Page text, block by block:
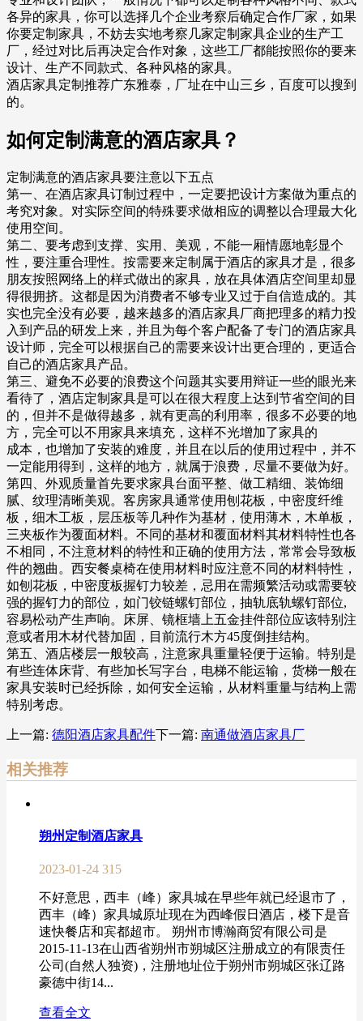
各异的家具，你可以选择几个企业考察后确定合作厂家，如果
你要定制家具，不妨去实地考察几家定制家具企业的生产工
厂，经过对比后再决定合作对象，这些工厂都能按照你的要来
设计、生产不同款式、各种风格的家具。
酒店家具定制推荐广东雅泰，厂址在中山三乡，百度可以搜到
的。
如何定制满意的酒店家具？
定制满意的酒店家具要注意以下五点
第一、在酒店家具订制过程中，一定要把设计方案做为重点的
考究对象。对实际空间的特殊要求做相应的调整以合理最大化
使用空间。
第二、要考虑到支撑、实用、美观，不能一厢情愿地彰显个
性，要注重合理性。按需要来定制属于酒店的家具才是，很多
朋友按照网络上的样式做出的家具，放在具体酒店空间里却显
得很拥挤。这都是因为消费者不够专业又过于自信造成的。其
实也完全没有必要，越来越多的酒店家具厂商把理多的精力投
入到产品的研发上来，并且为每个客户配备了专门的酒店家具
设计师，完全可以根据自己的需要来设计出更合理的，更适合
自己的酒店家具产品。
第三、避免不必要的浪费这个问题其实要用辩证一些的眼光来
看待了，酒店定制家具是可以在很大程度上达到节省空间的目
的，但并不是做得越多，就有更高的利用率，很多不必要的地
方，完全可以不用家具来填充，这样不光增加了家具的
成本，也增加了安装的难度，并且在以后的使用过程中，并不
一定能用得到，这样的地方，就属于浪费，尽量不要做为好。
第四、外观质量首先要求家具台面平整、做工精细、装饰细
腻、纹理清晰美观。客房家具通常使用刨花板，中密度纤维
板，细木工板，层压板等几种作为基材，使用薄木，木单板，
三夹板作为覆面材料。不同的基材和覆面材料其材料特性也各
不相同，不注意材料的特性和正确的使用方法，常常会导致板
件的翘曲。西安餐桌椅在使用材料时应注意不同的材料特性，
如刨花板，中密度板握钉力较差，忌用在需频繁活动或需要较
强的握钉力的部位，如门铰链螺钉部位，抽轨底轨螺钉部位,
容易松动产生声响。床屏、镜框墙上五金挂件部位应该特别注
意或者用木材代替加固，目前流行木方45度倒挂结构。
第五、酒店楼层一般较高，注意家具重量轻便于运输。特别是
有些连体床背、有些加长写字台，电梯不能运输，货梯一般在
家具安装时已经拆除，如何安全运输，从材料重量与结构上需
特别考虑。
上一篇: 德阳酒店家具配件下一篇: 南通做酒店家具厂
相关推荐
朔州定制酒店家具
2023-01-24 315
不好意思，西丰（峰）家具城在早些年就已经退市了，
西丰（峰）家具城原址现在为西峰假日酒店，楼下是音
速快餐店和宾都超市。 朔州市博瀚商贸有限公司是
2015-11-13在山西省朔州市朔城区注册成立的有限责任
公司(自然人独资)，注册地址位于朔州市朔城区张辽路
豪德中街14...
查看全文